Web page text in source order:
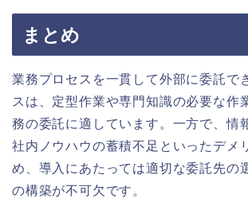
まとめ
業務プロセスを一貫して外部に委託で
スは、定型作業や専門知識の必要な作
務の委託に適しています。一方で、情
社内ノウハウの蓄積不足といったデメ
め、導入にあたっては適切な委託先の
の構築が不可欠です。